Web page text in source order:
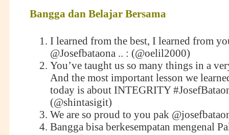
Bangga dan Belajar Bersama
I learned from the best, I learned from
@Josefbataona .. : (@oelil2000)
You’ve taught us so many things in a
And the most important lesson we
today is about INTEGRITY
(@shintasigit)
We are so proud to you pak
Bangga bisa berkesempatan mengenal